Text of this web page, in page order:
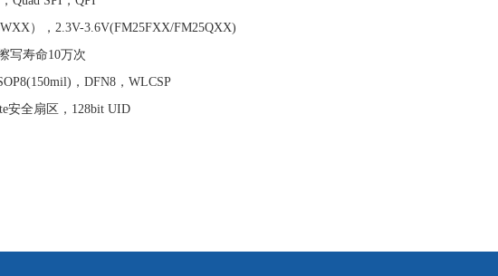
），2.3V-3.6V(FM25FXX/FM25QXX)
写寿命10万次
，DFN8，WLCSP
安全扇区，128bit UID